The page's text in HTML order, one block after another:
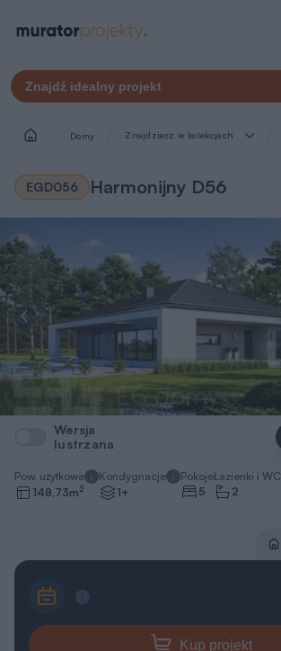
Znajdź idealny projekt
Domy Znajdziesz w kolekcjach
EGD056 Harmonijny D56
Wersja
lustrzana
Pow. użytkowa
148,73m2
Kondygnacje
1+
Pokoje
5
Łazienki i WC
2
Kup projekt